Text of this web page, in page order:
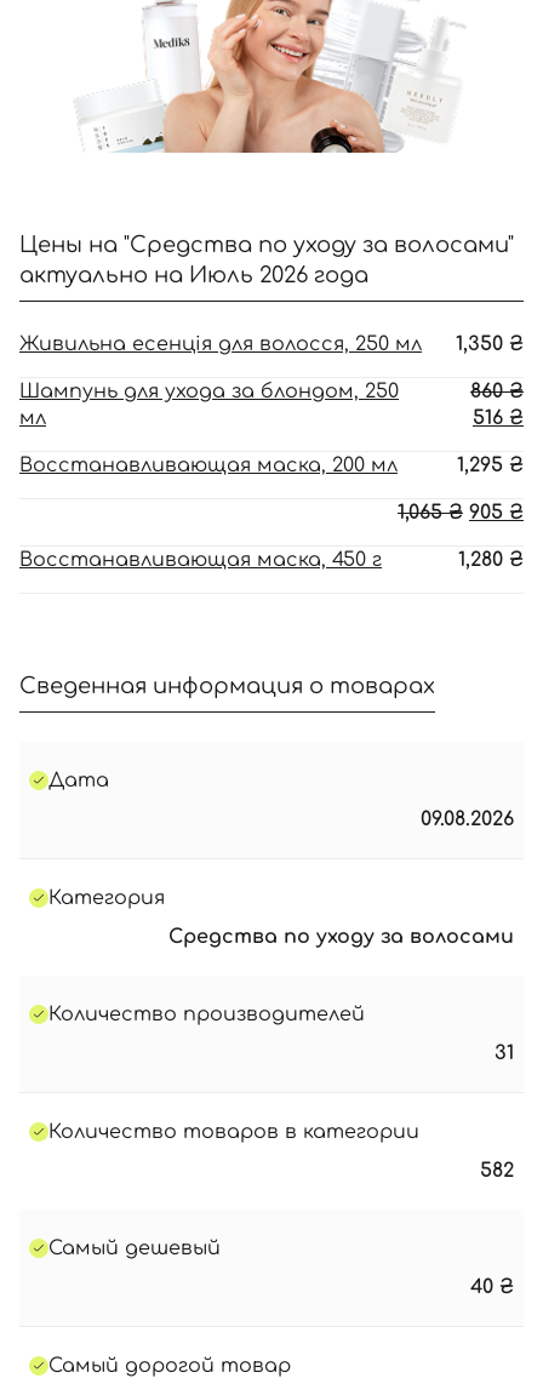
Цены на "Средства по уходу за волосами"
актуально на Июль 2026 года
Живильна есенція для волосся, 250 мл 1,350 ₴
Шампунь для ухода за блондом, 250
мл
860₴
516 ₴
Восстанавливающая маска, 200 мл 1,295 ₴
1,065₴ 905 ₴
Восстанавливающая маска, 450 г 1,280 ₴
Сведенная информация о товарах
Дата
09.08.2026
Категория
Средства по уходу за волосами
Количество производителей
31
Количество товаров в категории
582
Самый дешевый
40 ₴
Самый дорогой товар